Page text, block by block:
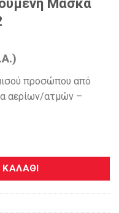
προσώπου από
αερίων/ατμών –
Μισού Προσώπου